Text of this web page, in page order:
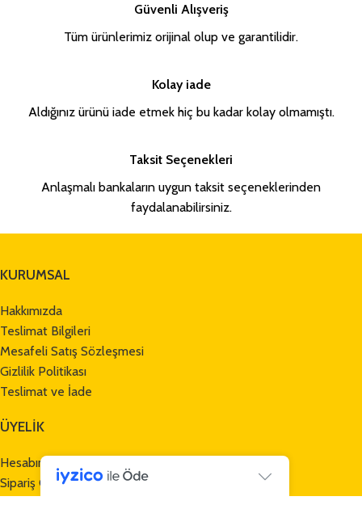
Güvenli Alışveriş
Tüm ürünlerimiz orijinal olup ve garantilidir.
Kolay iade
Aldığınız ürünü iade etmek hiç bu kadar kolay olmamıştı.
Taksit Seçenekleri
Anlaşmalı bankaların uygun taksit seçeneklerinden
faydalanabilirsiniz.
KURUMSAL
Hakkımızda
Teslimat Bilgileri
Mesafeli Satış Sözleşmesi
Gizlilik Politikası
Teslimat ve İade
ÜYELİK
Hesabım
Sipariş Geçmişi